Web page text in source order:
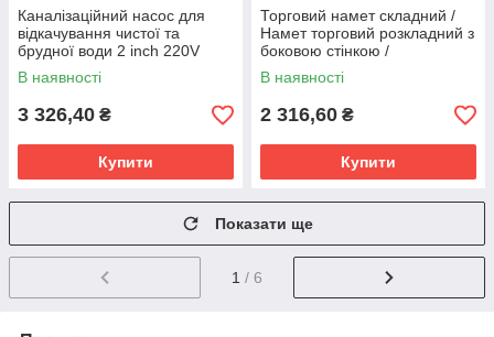
Каналізаційний насос для
відкачування чистої та
брудної води 2 inch 220V
3150W 4.2HP
В наявності
3 326,40 ₴
Купити
Торговий намет складний /
Намет торговий розкладний з
боковою стінкою /
Універсальний переносний
намет / Садовий намет 2×2м
В наявності
2 316,60 ₴
Купити
Показати ще
1 / 6